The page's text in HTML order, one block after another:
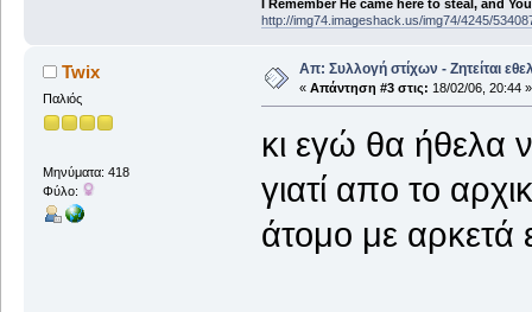
I Remember He came here to steal, and
http://img74.imageshack.us/img74/4245/
Twix
Παλιός
Μηνύματα: 418
Φύλο:
Απ: Συλλογή στίχων - Ζητείται
« Απάντηση #3 στις: 18/02/06, 20:44 »
κι εγώ θα ήθελα
γιατί απο το
άτομο με αρκετά